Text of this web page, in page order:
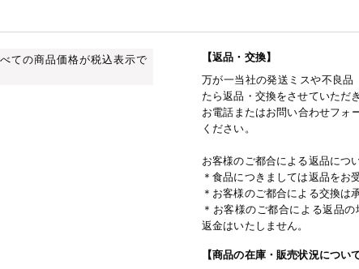
ての商品価格が税込表示で
【返品・交換】
万が一当社の発送ミスや不良
たら返品・交換をさせていただ
お電話またはお問い合わせフォ
ください。
お客様のご都合による返品につ
＊食品につきましては返品をお
＊お客様のご都合による交換は
＊お客様のご都合による返品
返金はいたしません。
【商品の在庫・販売状況につい